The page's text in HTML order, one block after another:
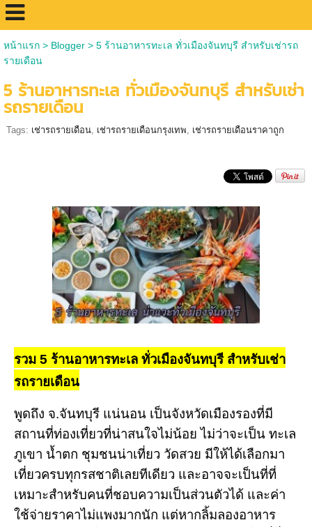
หน้าแรก> Blogger> 5 ร้านอาหารทะเล ทั่วเมืองจันทบุรี สำหรับเช่ารถ
รายเดือน
5 ร้านอาหารทะเล ทั่วเมืองจันทบุรี สำหรับเช่า
รถรายเดือน
Tags: เช่ารถรายเดือน, เช่ารถรายเดือนกรุงเทพ, เช่ารถรายเดือนราคาถูก
รวม 5 ร้านอาหารทะเล ทั่วเมืองจันทบุรี สำหรับเช่า
รถรายเดือน
พูดถึง จ.จันทบุรี แน่นอน เป็นจังหวัดเมืองรองที่มี
สถานที่ท่องเที่ยวที่น่าสนใจไม่น้อย ไม่ว่าจะเป็น ทะเล
ภูเขา น้ำตก ชุมชนน่าเที่ยว วัดสวย มีให้ได้เลือกมา
เที่ยวครบทุกรสชาติเลยทีเดียว และอาจจะเป็นที่ที่
เหมาะสำหรับคนที่ชอบความเป็นส่วนตัวได้ และค่า
ใช้จ่ายราคาไม่แพงมากนัก แต่หากลิ้มลองอาหาร